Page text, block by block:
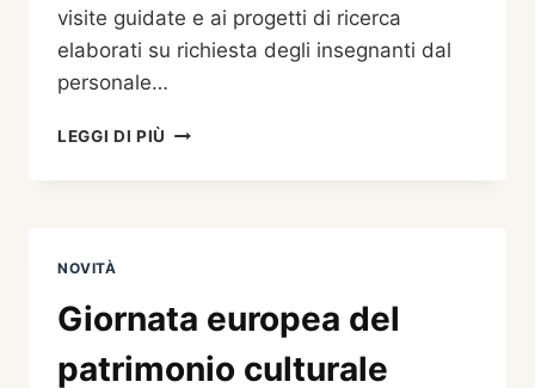
visite guidate e ai progetti di ricerca
elaborati su richiesta degli insegnanti dal
personale…
LEGGI DI PIÙ OFFERTA
NOVITÀ
Giornata europea del
patrimonio culturale